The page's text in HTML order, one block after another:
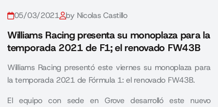
05/03/2021 by Nicolas Castillo
Williams Racing presenta su monoplaza para la
temporada 2021 de F1; el renovado FW43B
Williams Racing presentó este viernes su monoplaza para
la temporada 2021 de Fórmula 1: el renovado FW43B.
El equipo con sede en Grove desarrolló este nuevo